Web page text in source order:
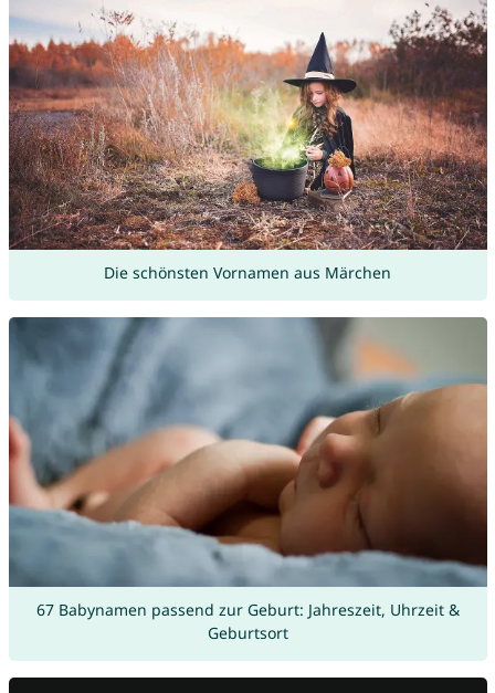
Die schönsten Vornamen aus Märchen
67 Babynamen passend zur Geburt: Jahreszeit, Uhrzeit &
Geburtsort